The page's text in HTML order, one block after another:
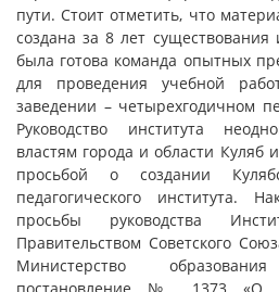
пути. Стоит отметить, что
создана за 8 лет существования
была готова команда опытных
для проведения учебной
заведении – четырехгодичном
Руководство института
властям города и области Куляб
просьбой о создании
педагогического института.
просьбы руководства
Правительством Советского
Министерство